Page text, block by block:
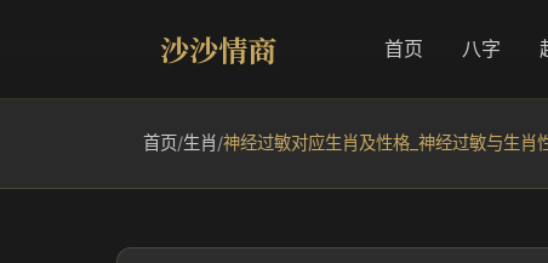
沙沙情商 首页 八字
首页/生肖/神经过敏对应生肖及性格_神经过敏与生肖